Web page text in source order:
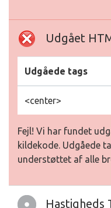
Udgået
Udgåede tags
<center>
Fejl! Vi har fundet
kildekode. Udgåede
understøttet af alle
Hastigheds